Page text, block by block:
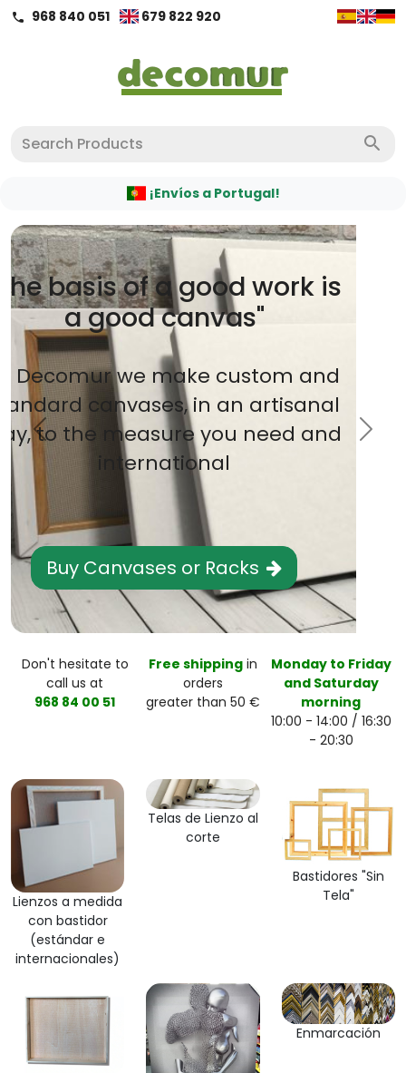
call 968 840 051 679 822 920
search
¡Envíos a Portugal!
Vallejo Artist Acrylics
Buy now
Previous Next
Don't hesitate to
call us at
968 84 00 51
Free shippingin
orders
greater than 50 €
Monday to Friday
and Saturday
morning
10:00 - 14:00 / 16:30
- 20:30
Lienzos a medida
con bastidor
(estándar e
internacionales)
Telas de Lienzo al
corte
Bastidores "Sin
Tela"
Enmarcación